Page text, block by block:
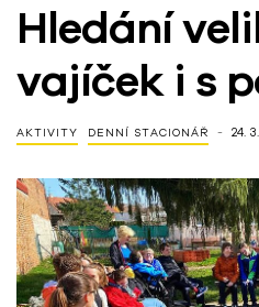
Hledání
vajíček i s
AKTIVITY DENNÍ STACIONÁŘ 24.